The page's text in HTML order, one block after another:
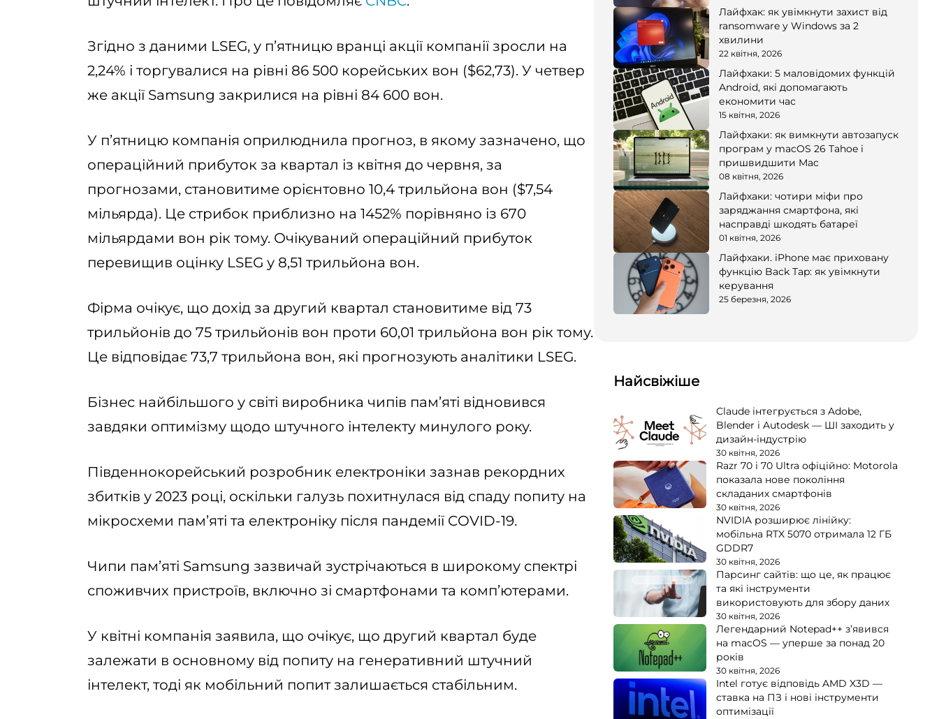
Згідно з даними LSEG, у п’ятницю вранці акції компанії зросли на
2,24% і торгувалися на рівні 86 500 корейських вон ($62,73). У четвер
же акції Samsung закрилися на рівні 84 600 вон.
У п’ятницю компанія оприлюднила прогноз, в якому зазначено, що
операційний прибуток за квартал із квітня до червня, за
прогнозами, становитиме орієнтовно 10,4 трильйона вон ($7,54
мільярда). Це стрибок приблизно на 1452% порівняно із 670
мільярдами вон рік тому. Очікуваний операційний прибуток
перевищив оцінку LSEG у 8,51 трильйона вон.
Фірма очікує, що дохід за другий квартал становитиме від 73
трильйонів до 75 трильйонів вон проти 60,01 трильйона вон рік тому.
Це відповідає 73,7 трильйона вон, які прогнозують аналітики LSEG.
Бізнес найбільшого у світі виробника чипів пам’яті відновився
завдяки оптимізму щодо штучного інтелекту минулого року.
Південнокорейський розробник електроніки зазнав рекордних
збитків у 2023 році, оскільки галузь похитнулася від спаду попиту на
мікросхеми пам’яті та електроніку після пандемії COVID-19.
Чипи пам’яті Samsung зазвичай зустрічаються в широкому спектрі
споживчих пристроїв, включно зі смартфонами та комп’ютерами.
У квітні компанія заявила, що очікує, що другий квартал буде
залежати в основному від попиту на генеративний штучний
інтелект, тоді як мобільний попит залишається стабільним.
Лайфхак: як увімкнути захист від
ransomware у Windows за 2
хвилини
22 квітня, 2026
Лайфхаки: 5 маловідомих функцій
Android, які допомагають
економити час
15 квітня, 2026
Лайфхаки: як вимкнути автозапуск
програм у macOS 26 Tahoe і
пришвидшити Mac
08 квітня, 2026
Лайфхаки: чотири міфи про
заряджання смартфона, які
насправді шкодять батареї
01 квітня, 2026
Лайфхаки. iPhone має приховану
функцію Back Tap: як увімкнути
керування
25 березня, 2026
Найсвіжіше
Claude інтегрується з Adobe,
Blender і Autodesk — ШІ заходить у
дизайн-індустрію
30 квітня, 2026
Razr 70 і 70 Ultra офіційно: Motorola
показала нове покоління
складаних смартфонів
30 квітня, 2026
NVIDIA розширює лінійку:
мобільна RTX 5070 отримала 12 ГБ
GDDR7
30 квітня, 2026
Парсинг сайтів: що це, як працює
та які інструменти
використовують для збору даних
30 квітня, 2026
Легендарний Notepad++ з’явився
на macOS — уперше за понад 20
років
30 квітня, 2026
Intel готує відповідь AMD X3D —
ставка на ПЗ і нові інструменти
оптимізації